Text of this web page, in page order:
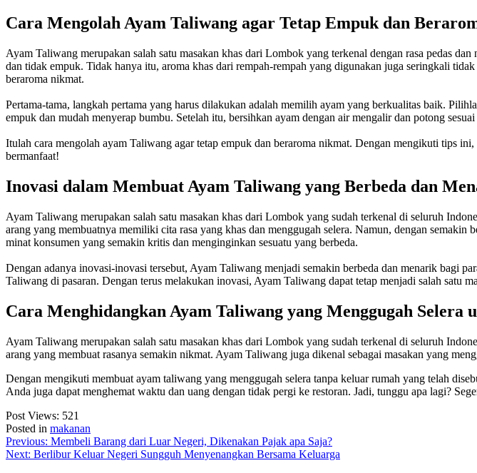
Cara Mengolah Ayam Taliwang agar Tetap Empuk dan
Ayam Taliwang merupakan salah satu masakan khas dari Lombok yang terkenal dengan rasa pedas
dan tidak empuk. Tidak hanya itu, aroma khas dari rempah-rempah yang digunakan juga seringkali
beraroma nikmat.
Pertama-tama, langkah pertama yang harus dilakukan adalah memilih ayam yang berkualitas baik.
empuk dan mudah menyerap bumbu. Setelah itu, bersihkan ayam dengan air mengalir dan potong sesuai
Itulah cara mengolah ayam Taliwang agar tetap empuk dan beraroma nikmat. Dengan mengikuti tips
bermanfaat!
Inovasi dalam Membuat Ayam Taliwang yang Berbeda dan
Ayam Taliwang merupakan salah satu masakan khas dari Lombok yang sudah terkenal di seluruh
arang yang membuatnya memiliki cita rasa yang khas dan menggugah selera. Namun, dengan
minat konsumen yang semakin kritis dan menginginkan sesuatu yang berbeda.
Dengan adanya inovasi-inovasi tersebut, Ayam Taliwang menjadi semakin berbeda dan menarik bagi
Taliwang di pasaran. Dengan terus melakukan inovasi, Ayam Taliwang dapat tetap menjadi salah satu
Cara Menghidangkan Ayam Taliwang yang Menggugah Selera
Ayam Taliwang merupakan salah satu masakan khas dari Lombok yang sudah terkenal di seluruh
arang yang membuat rasanya semakin nikmat. Ayam Taliwang juga dikenal sebagai masakan yang
Dengan mengikuti membuat ayam taliwang yang menggugah selera tanpa keluar rumah yang telah
Anda juga dapat menghemat waktu dan uang dengan tidak pergi ke restoran. Jadi, tunggu apa lagi?
Post Views: 521
Posted in makanan
Post
navigation
Previous: Membeli Barang dari Luar Negeri, Dikenakan Pajak apa Saja?
Next: Berlibur Keluar Negeri Sungguh Menyenangkan Bersama Keluarga